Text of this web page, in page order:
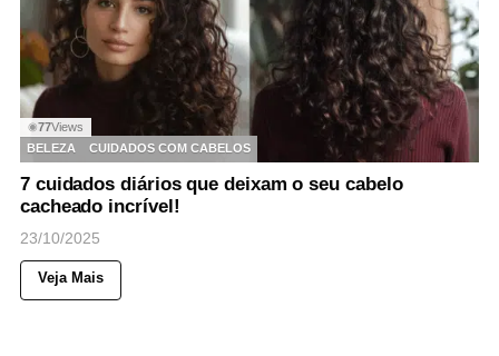
◉77Views
BELEZA
CUIDADOS COM CABELOS
7 cuidados diários que deixam o seu cabelo
cacheado incrível!
23/10/2025
Veja Mais